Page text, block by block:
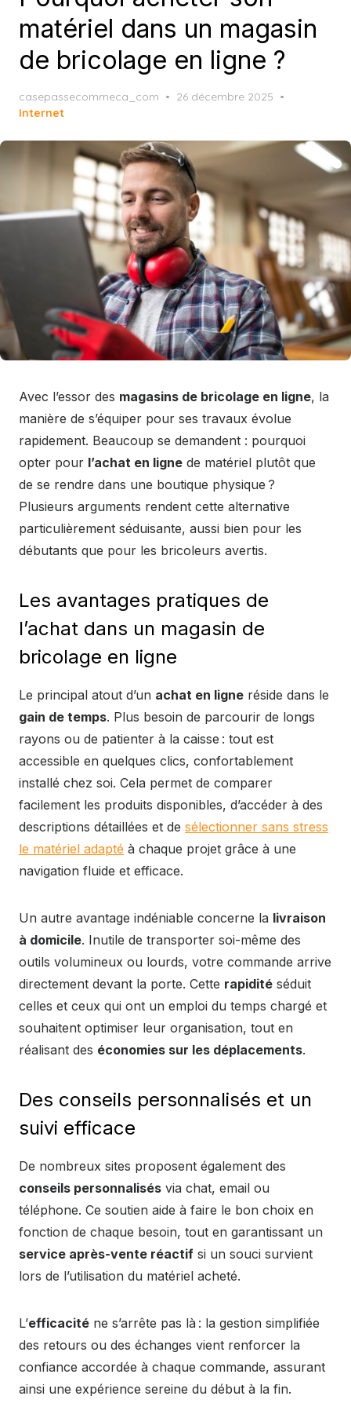
matériel dans un magasin
de bricolage en ligne ?
casepassecommeca_com
Posted
26 décembre 2025
Internet
Avec l’essor des magasins de bricolage en ligne, la
manière de s’équiper pour ses travaux évolue
rapidement. Beaucoup se demandent : pourquoi
opter pour l’achat en ligne de matériel plutôt que
de se rendre dans une boutique physique ?
Plusieurs arguments rendent cette alternative
particulièrement séduisante, aussi bien pour les
débutants que pour les bricoleurs avertis.
Les avantages pratiques de
l’achat dans un magasin de
bricolage en ligne
Le principal atout d’un achat en ligne réside dans le
gain de temps. Plus besoin de parcourir de longs
rayons ou de patienter à la caisse : tout est
accessible en quelques clics, confortablement
installé chez soi. Cela permet de comparer
facilement les produits disponibles, d’accéder à des
descriptions détaillées et de sélectionner sans stress
le matériel adapté à chaque projet grâce à une
navigation fluide et efficace.
Un autre avantage indéniable concerne la livraison
à domicile. Inutile de transporter soi-même des
outils volumineux ou lourds, votre commande arrive
directement devant la porte. Cette rapidité séduit
celles et ceux qui ont un emploi du temps chargé et
souhaitent optimiser leur organisation, tout en
réalisant des économies sur les déplacements.
Des conseils personnalisés et un
suivi efficace
De nombreux sites proposent également des
conseils personnalisés via chat, email ou
téléphone. Ce soutien aide à faire le bon choix en
fonction de chaque besoin, tout en garantissant un
service après-vente réactif si un souci survient
lors de l’utilisation du matériel acheté.
L’efficacité ne s’arrête pas là : la gestion simplifiée
des retours ou des échanges vient renforcer la
confiance accordée à chaque commande, assurant
ainsi une expérience sereine du début à la fin.